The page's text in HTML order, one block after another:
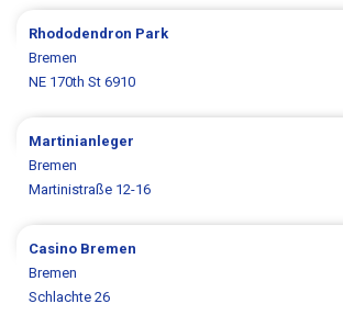
Rhododendron Park
Bremen
NE 170th St 6910
Martinianleger
Bremen
Martinistraße 12-16
Casino Bremen
Bremen
Schlachte 26